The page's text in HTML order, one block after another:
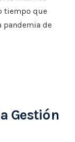
tiempo que
pandemia de
Gestión